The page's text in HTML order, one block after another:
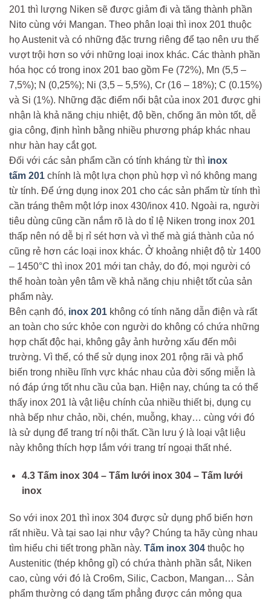
201 thì lượng Niken sẽ được giảm đi và tăng thành phần
Nito cùng với Mangan. Theo phân loại thì inox 201 thuộc
họ Austenit và có những đặc trưng riêng để tạo nên ưu thế
vượt trội hơn so với những loại inox khác. Các thành phần
hóa học có trong inox 201 bao gồm Fe (72%), Mn (5,5 –
7,5%); N (0,25%); Ni (3,5 – 5,5%), Cr (16 – 18%); C (0.15%)
và Si (1%). Những đặc điểm nổi bật của inox 201 được ghi
nhận là khả năng chịu nhiệt, độ bền, chống ăn mòn tốt, dễ
gia công, định hình bằng nhiều phương pháp khác nhau
như hàn hay cắt gọt.
Đối với các sản phẩm cần có tính kháng từ thì inox
tấm 201 chính là một lựa chọn phù hợp vì nó không mang
từ tính. Để ứng dụng inox 201 cho các sản phẩm từ tính thì
cần tráng thêm một lớp inox 430/inox 410. Ngoài ra, người
tiêu dùng cũng cần nắm rõ là do tỉ lệ Niken trong inox 201
thấp nên nó dễ bị rỉ sét hơn và vì thế mà giá thành của nó
cũng rẻ hơn các loại inox khác. Ở khoảng nhiệt độ từ 1400
– 1450°C thì inox 201 mới tan chảy, do đó, mọi người có
thể hoàn toàn yên tâm về khả năng chịu nhiệt tốt của sản
phẩm này.
Bên cạnh đó, inox 201 không có tính năng dẫn điện và rất
an toàn cho sức khỏe con người do không có chứa những
hợp chất độc hại, không gây ảnh hưởng xấu đến môi
trường. Vì thế, có thể sử dụng inox 201 rộng rãi và phổ
biến trong nhiều lĩnh vực khác nhau của đời sống miễn là
nó đáp ứng tốt nhu cầu của bạn. Hiện nay, chúng ta có thể
thấy inox 201 là vật liệu chính của nhiều thiết bị, dụng cụ
nhà bếp như chảo, nồi, chén, muỗng, khay… cùng với đó
là sử dụng để trang trí nội thất. Cần lưu ý là loại vật liệu
này không thích hợp lắm với trang trí ngoại thất nhé.
4.3 Tấm inox 304 – Tấm lưới inox 304 – Tấm lưới
inox
So với inox 201 thì inox 304 được sử dụng phổ biến hơn
rất nhiều. Và tại sao lại như vậy? Chúng ta hãy cùng nhau
tìm hiểu chi tiết trong phần này. Tấm inox 304 thuộc họ
Austenitic (thép không gỉ) có chứa thành phần sắt, Niken
cao, cùng với đó là Cro6m, Silic, Cacbon, Mangan… Sản
phẩm thường có dạng tấm phẳng được cán mỏng qua